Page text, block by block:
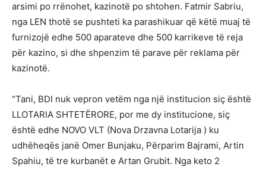
arsimi po rrënohet, kazinotë po shtohen. Fatmir Sabriu,
nga LEN thotë se pushteti ka parashikuar që këtë muaj të
furnizojë edhe 500 aparateve dhe 500 karrikeve të reja
për kazino, si dhe shpenzim të parave për reklama për
kazinotë.
“Tani, BDI nuk vepron vetëm nga një institucion siç është
LLOTARIA SHTETËRORE, por me dy institucione, siç
është edhe NOVO VLT (Nova Drzavna Lotarija ) ku
udhëheqës janë Omer Bunjaku, Përparim Bajrami, Artin
Spahiu, të tre kurbanët e Artan Grubit. Nga keto 2